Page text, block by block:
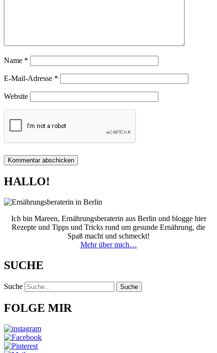
Name *
E-Mail-Adresse *
Website
HALLO!
Ich bin Mareen, Ernährungsberaterin aus Berlin und blogge hier
Rezepte und Tipps und Tricks rund um gesunde Ernährung, die
Spaß macht und schmeckt!
Mehr über mich…
SUCHE
Suche Suche
FOLGE MIR